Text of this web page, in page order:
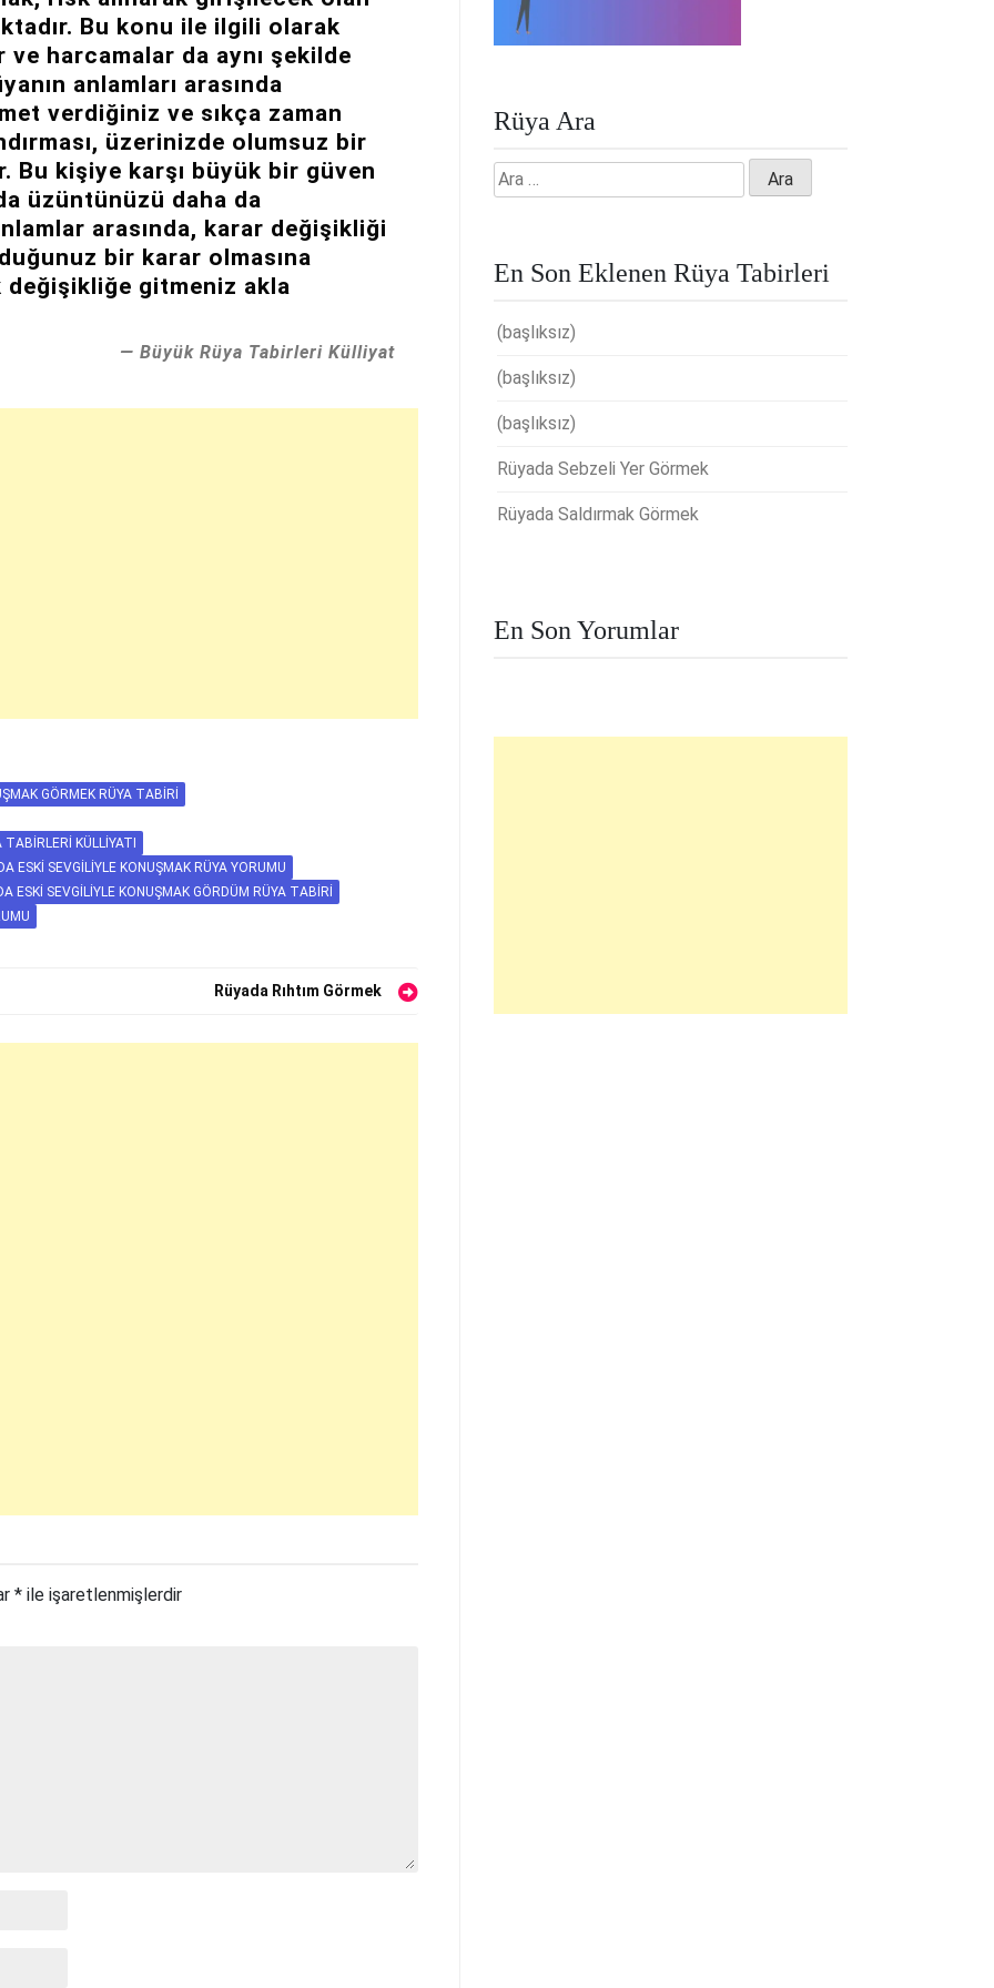
Bu konu ile ilgili olarak
harcamalar da aynı şekilde
anlamları arasında
verdiğiniz ve sıkça zaman
üzerinizde olumsuz bir
Bu kişiye karşı büyük bir güven
üzüntünüzü daha da
arasında, karar değişikliği
bir karar olmasına
gitmeniz akla
Büyük Rüya Tabirleri Külliyat
GÖRMEK RÜYA TABIRI
TABIRLERI KÜLLIYATI
ESKI SEVGILIYLE KONUŞMAK RÜYA YORUMU
ESKI SEVGILIYLE KONUŞMAK GÖRDÜM RÜYA TABIRI
Rüyada Rıhtım Görmek
* ile işaretlenmişlerdir
Rüya Ara
Arama:
En Son Eklenen Rüya Tabirleri
(başlıksız)
(başlıksız)
(başlıksız)
Rüyada Sebzeli Yer Görmek
Rüyada Saldırmak Görmek
En Son Yorumlar